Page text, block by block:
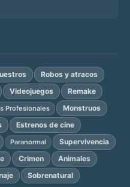
Robos y atracos
Videojuegos
Remake
Profesionales
Monstruos
Estrenos de cine
Paranormal
Supervivencia
Crimen Animales
Sobrenatural